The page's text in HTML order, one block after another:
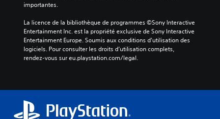
importantes.
La licence de la bibliothèque de programmes ©Sony Interactive
Entertainment Inc. est la propriété exclusive de Sony Interactive
Entertainment Europe. Soumis aux conditions d’utilisation des
logiciels. Pour consulter les droits d’utilisation complets,
rendez-vous sur eu.playstation.com/legal.